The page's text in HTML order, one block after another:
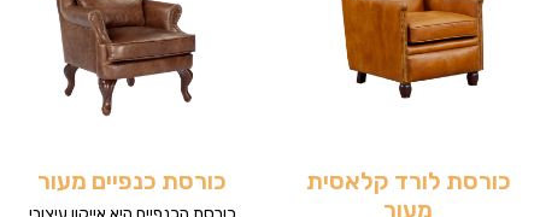
כורסת לורד קלאסית
מעור
כורסת כנפיים מעור